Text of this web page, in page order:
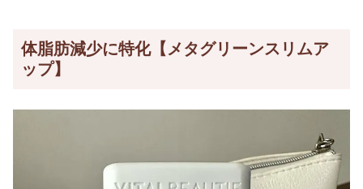
体脂肪減少に特化【メタグリーンスリムア
ップ】